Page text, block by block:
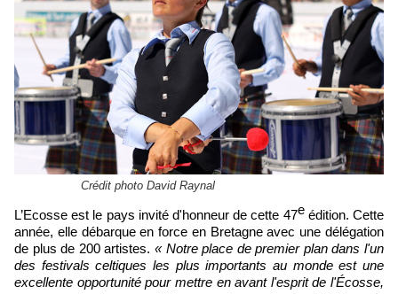
Crédit photo David Raynal
L’Ecosse est le pays invité d'honneur de cette 47eédition. Cette
année, elle débarque en force en Bretagne avec une délégation
de plus de 200 artistes. « Notre place de premier plan dans l'un
des festivals celtiques les plus importants au monde est une
excellente opportunité pour mettre en avant l'esprit de l'Écosse,